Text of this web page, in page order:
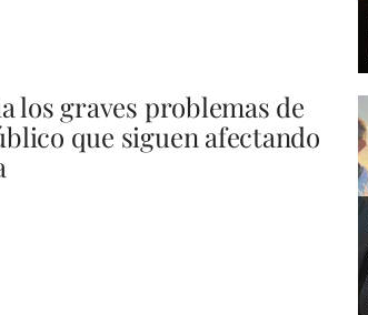
los graves problemas de
que siguen afectando